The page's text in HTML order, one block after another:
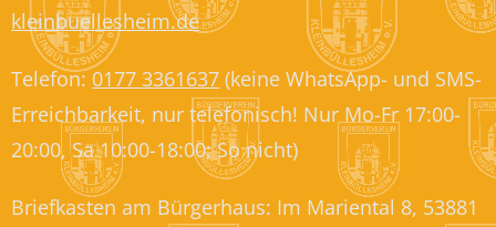
kleinbuellesheim.de
Telefon:0177 3361637 (keine WhatsApp- und SMS-
Erreichbarkeit, nur telefonisch! Nur Mo-Fr 17:00-
20:00, Sa 10:00-18:00; So nicht)
Briefkasten am Bürgerhaus: Im Mariental 8, 53881